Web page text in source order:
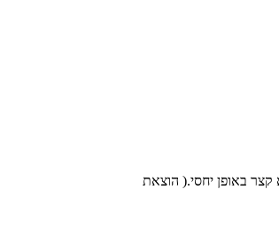
קצר באופן יחסי.( הוצאת